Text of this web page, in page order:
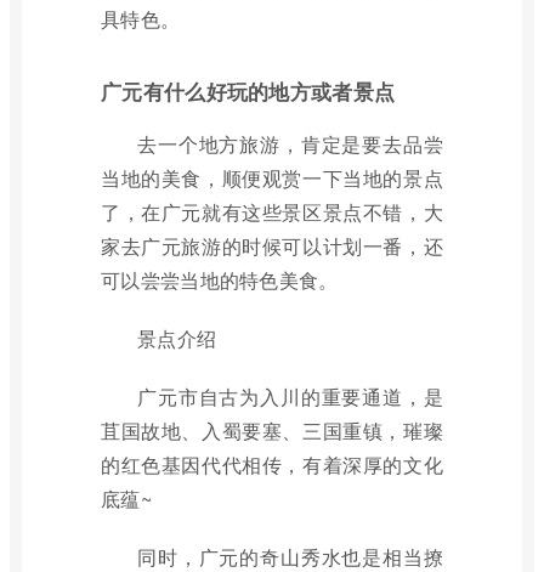
具特色。
广元有什么好玩的地方或者景点
去一个地方旅游，肯定是要去品尝
当地的美食，顺便观赏一下当地的景点
了，在广元就有这些景区景点不错，大
家去广元旅游的时候可以计划一番，还
可以尝尝当地的特色美食。
景点介绍
广元市自古为入川的重要通道，是
苴国故地、入蜀要塞、三国重镇，璀璨
的红色基因代代相传，有着深厚的文化
底蕴~
同时，广元的奇山秀水也是相当撩